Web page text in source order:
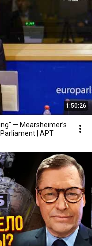
1:50:26
— Mearsheimer’s
| APT